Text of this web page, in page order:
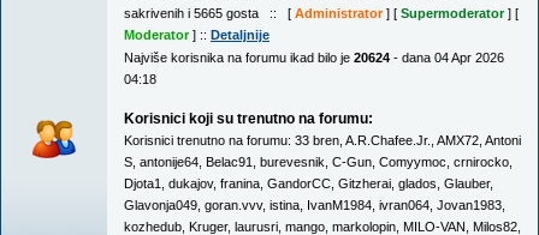
sakrivenih i 5665 gosta :: [ Administrator] [ Supermoderator] [
Moderator] :: Detaljnije
Najviše korisnika na forumu ikad bilo je 20624 - dana 04 Apr 2026
04:18
Korisnici koji su trenutno na forumu:
Korisnici trenutno na forumu: 33 bren A.R.Chafee.Jr. AMX72 Antoni
S antonije64 Belac91 burevesnik C-Gun Comyymoc crnirocko
Djota1
dukajov, franina GandorCC Gitzherai glados Glauber,
Glavonja049 goran.vvv, istina IvanM1984 ivran064 Jovan1983
kozhedub Kruger, laurusri mango markolopin MILO-VAN Milos82